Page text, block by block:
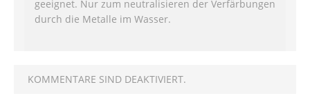
geeignet. Nur zum neutralisieren der Verfärbungen
durch die Metalle im Wasser.
KOMMENTARE SIND DEAKTIVIERT.